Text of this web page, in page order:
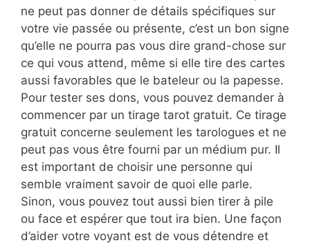
ne peut pas donner de détails spécifiques sur
votre vie passée ou présente, c’est un bon signe
qu’elle ne pourra pas vous dire grand-chose sur
ce qui vous attend, même si elle tire des cartes
aussi favorables que le bateleur ou la papesse.
Pour tester ses dons, vous pouvez demander à
commencer par un tirage tarot gratuit. Ce tirage
gratuit concerne seulement les tarologues et ne
peut pas vous être fourni par un médium pur. Il
est important de choisir une personne qui
semble vraiment savoir de quoi elle parle.
Sinon, vous pouvez tout aussi bien tirer à pile
ou face et espérer que tout ira bien. Une façon
d’aider votre voyant est de vous détendre et